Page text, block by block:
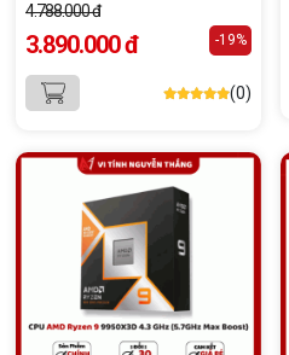
4.788.000 đ
3.890.000 đ -19%
(0)